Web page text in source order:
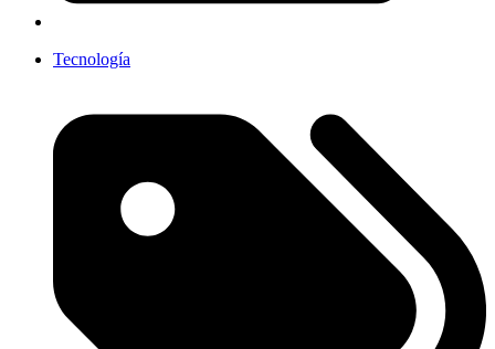
Tecnología